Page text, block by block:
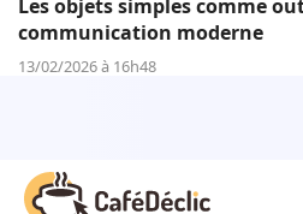
Les objets simples comme
communication moderne
13/02/2026 à 16h48